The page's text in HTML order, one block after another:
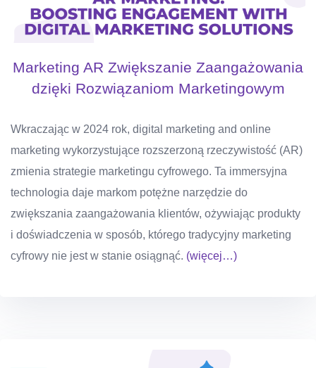
Marketing AR Zwiększanie Zaangażowania
dzięki Rozwiązaniom Marketingowym
Wkraczając w 2024 rok, digital marketing and online
marketing wykorzystujące rozszerzoną rzeczywistość (AR)
zmienia strategie marketingu cyfrowego. Ta immersyjna
technologia daje markom potężne narzędzie do
zwiększania zaangażowania klientów, ożywiając produkty
i doświadczenia w sposób, którego tradycyjny marketing
cyfrowy nie jest w stanie osiągnąć. (więcej…)